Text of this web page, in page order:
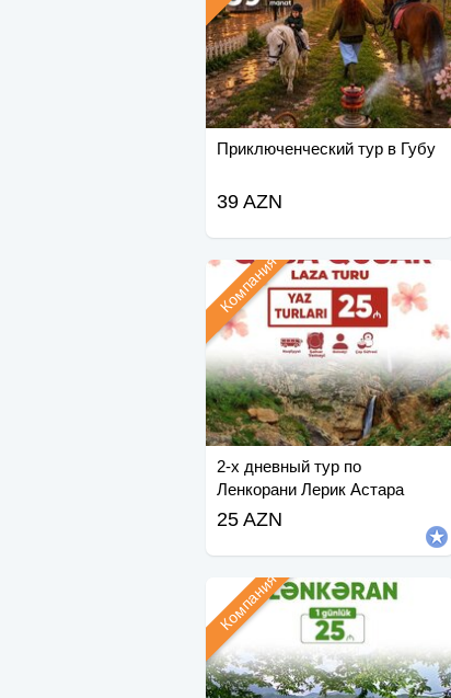
Приключенческий тур в Губу
39 AZN
2-х дневный тур по
Ленкорани Лерик Астара
Компания
25 AZN
Компания